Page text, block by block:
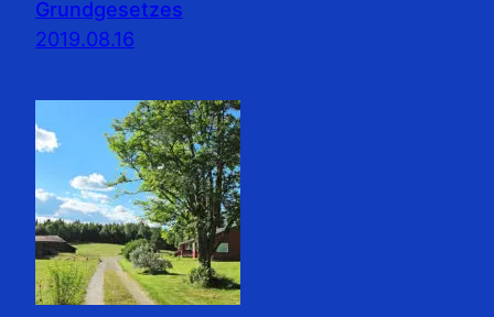
Grundgesetzes
2019.08.16